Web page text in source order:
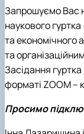
Запрошуємо Вас
наукового
та економічного
та
Засідання
форматі ZOOM –
Просимо